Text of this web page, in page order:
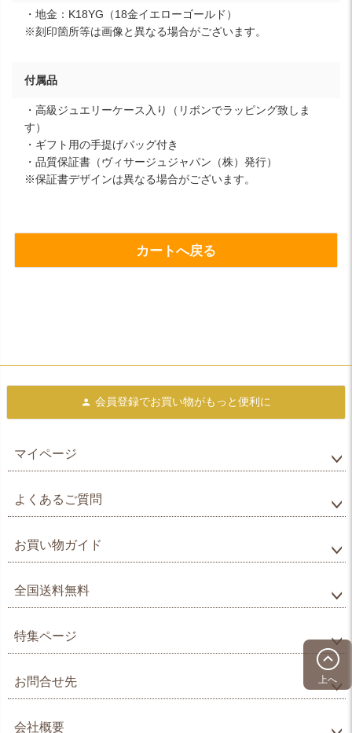
・地金：K18YG（18金イエローゴールド）
※刻印箇所等は画像と異なる場合がございます。
付属品
・高級ジュエリーケース入り（リボンでラッピング致しま
す）
・ギフト用の手提げバッグ付き
・品質保証書（ヴィサージュジャパン（株）発行）
※保証書デザインは異なる場合がございます。
カートへ戻る
上へ
会員登録でお買い物がもっと便利に
マイページ
よくあるご質問
お買い物ガイド
全国送料無料
特集ページ
お問合せ先
会社概要